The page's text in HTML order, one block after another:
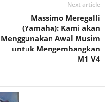
Next article
Massimo Meregalli
(Yamaha): Kami akan
Menggunakan Awal Musim
untuk Mengembangkan
M1 V4